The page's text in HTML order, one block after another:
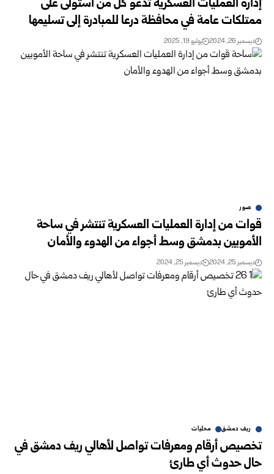
إدارة العمليات العسكرية تدعو كل من استولى على
ممتلكات عامة في ‏محافظة درعا للمبادرة إلى تسليمها
ديسمبر 26, 2024 يوليو 19, 2025
صور
قوات من إدارة العمليات العسكرية تنتشر في ساحة
الأمويين بدمشق وسط أجواء من الهدوء والأمان
ديسمبر 25, 2024 ديسمبر 25, 2024
ريف دمشق محليات
تخصيص أرقام ومعرفات تواصل لأهالي ريف دمشق في
حال حدوث أي طارئ